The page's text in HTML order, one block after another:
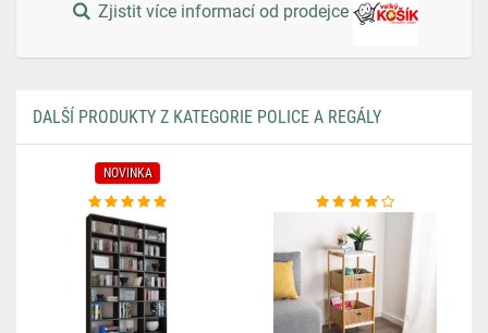
Zjistit více informací od prodejce
DALŠÍ PRODUKTY Z KATEGORIE POLICE A REGÁLY
NOVINKA